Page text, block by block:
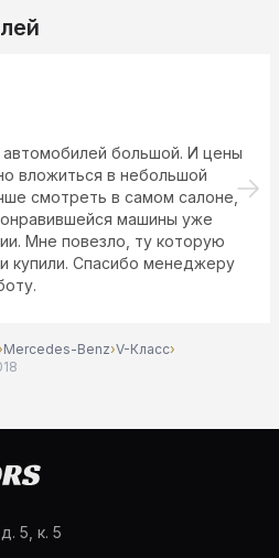
большой. И цены
вложиться в небольшой
смотреть в самом салоне,
машины уже
Мне повезло, ту которую
купили. Спасибо менеджеру
Mercedes-Benz›V-Класс›
5, к. 5